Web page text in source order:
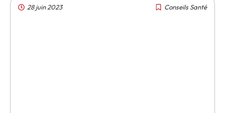
28 juin 2023 Conseils Santé